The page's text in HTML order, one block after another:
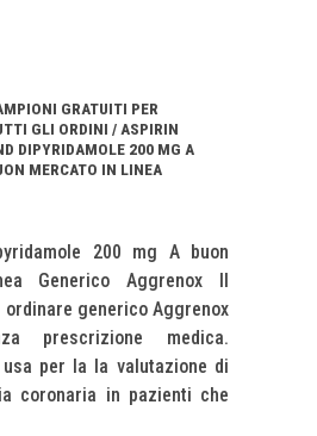
GRATUITI PER
GLI ORDINI / ASPIRIN
DIPYRIDAMOLE 200 MG A
MERCATO IN LINEA
200 mg A buon
Generico Aggrenox Il
generico Aggrenox
prescrizione medica.
per la la valutazione di
coronaria in pazienti che